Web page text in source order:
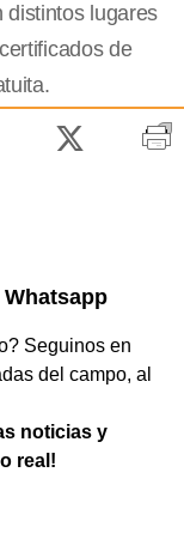
distintos lugares
de
Seguinos en
del campo, al
noticias y
real!